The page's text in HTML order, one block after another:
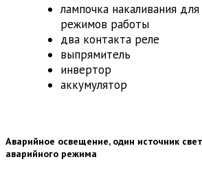
лампочка накаливания
режимов работы
два контакта реле
выпрямитель
инвертор
аккумулятор
Аварийное освещение, один источник
аварийного режима